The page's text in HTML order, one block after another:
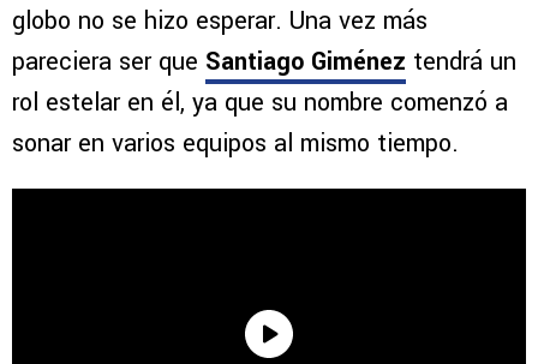
globo no se hizo esperar. Una vez más
pareciera ser que Santiago Giménez tendrá un
rol estelar en él, ya que su nombre comenzó a
sonar en varios equipos al mismo tiempo.